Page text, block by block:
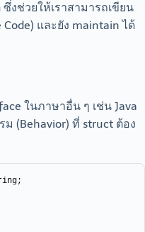
ซึ่งช่วยให้เราสามารถเขียน
และยัง maintain ได้
ในภาษาอื่น ๆ เช่น Java
(Behavior) ที่ struct ต้อง